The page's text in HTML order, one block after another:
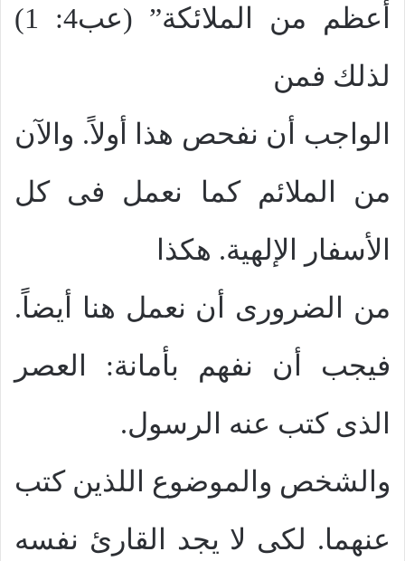
أعظم من الملائكة” (عب4: 1)
لذلك فمن
الواجب أن نفحص هذا أولاً. والآن
من الملائم كما نعمل فى كل
الأسفار الإلهية. هكذا
من الضرورى أن نعمل هنا أيضاً.
فيجب أن نفهم بأمانة: العصر
الذى كتب عنه الرسول.
والشخص والموضوع اللذين كتب
عنهما. لكى لا يجد القارئ نفسه